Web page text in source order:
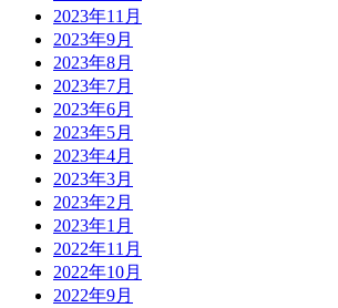
2023年11月
2023年9月
2023年8月
2023年7月
2023年6月
2023年5月
2023年4月
2023年3月
2023年2月
2023年1月
2022年11月
2022年10月
2022年9月